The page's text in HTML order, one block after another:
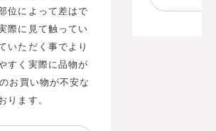
位によって差はで
際に見て触ってい
いただく事でより
すく実際に品物が
お買い物が不安な
ります。